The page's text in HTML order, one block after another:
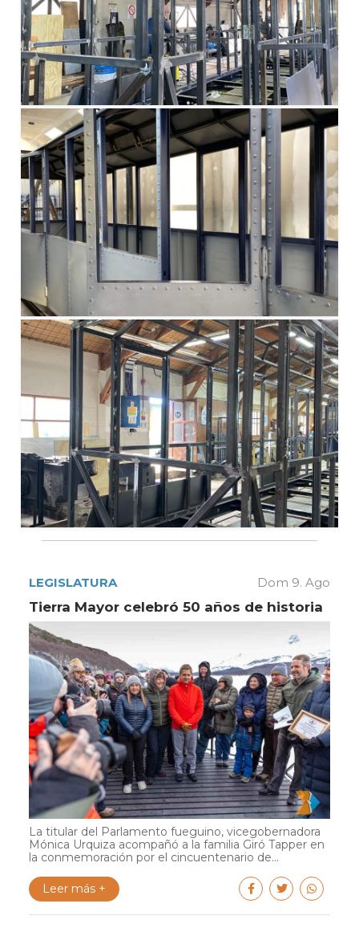
LEGISLATURA Dom 9. Ago
Tierra Mayor celebró 50 años de historia
La titular del Parlamento fueguino, vicegobernadora
Mónica Urquiza acompañó a la familia Giró Tapper en
la conmemoración por el cincuentenario de...
Leer más +